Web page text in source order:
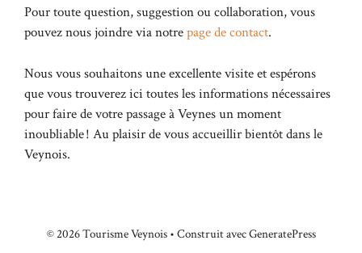
Pour toute question, suggestion ou collaboration, vous
pouvez nous joindre via notrepage de contact.
Nous vous souhaitons une excellente visite et espérons
que vous trouverez ici toutes les informations nécessaires
pour faire de votre passage à Veynes un moment
inoubliable ! Au plaisir de vous accueillir bientôt dans le
Veynois.
© 2026 Tourisme Veynois• Construit avecGeneratePress